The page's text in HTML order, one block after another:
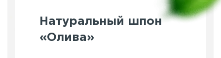
Натуральный шпон
«Олива»